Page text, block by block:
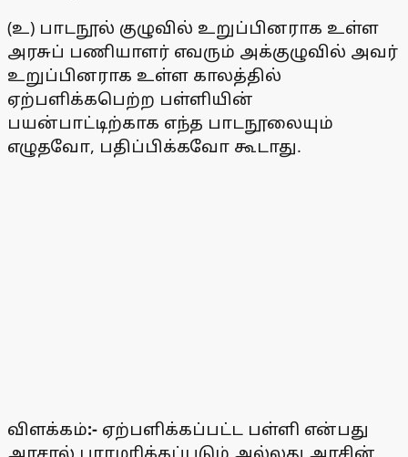
(உ) பாடநூல் குழுவில் உறுப்பினராக உள்ள
அரசுப் பணியாளர் எவரும் அக்குழுவில் அவர்
உறுப்பினராக உள்ள காலத்தில்
ஏற்பளிக்கபெற்ற பள்ளியின்
பயன்பாட்டிற்காக எந்த பாடநூலையும்
எழுதவோ, பதிப்பிக்கவோ கூடாது.
விளக்கம்:- ஏற்பளிக்கப்பட்ட பள்ளி என்பது